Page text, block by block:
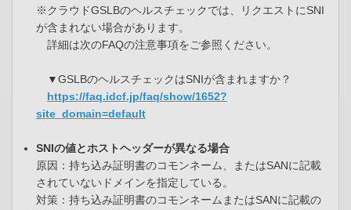
※クラウドGSLBのヘルスチェックでは、リクエストにSNI
が含まれない場合があります。
詳細は次のFAQの注意事項をご参照ください。
▼GSLBのヘルスチェックはSNIが含まれますか？
https://faq.idcf.jp/faq/show/1652?
site_domain=default
SNIの値とホストヘッダーが異なる場合
原因：持ち込み証明書のコモンネーム、またはSANに記載
されていないドメインを指定している。
対策：持ち込み証明書のコモンネームまたはSANに記載の